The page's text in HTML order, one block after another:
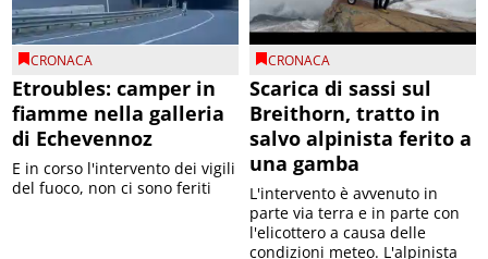
CRONACA
Etroubles: camper in
fiamme nella galleria
di Echevennoz
E in corso l'intervento dei vigili
del fuoco, non ci sono feriti
CRONACA
Scarica di sassi sul
Breithorn, tratto in
salvo alpinista ferito a
una gamba
L'intervento è avvenuto in
parte via terra e in parte con
l'elicottero a causa delle
condizioni meteo. L'alpinista